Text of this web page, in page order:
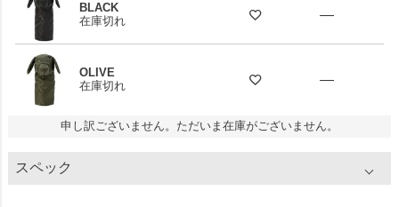
BLACK
在庫切れ
—
OLIVE
在庫切れ
—
申し訳ございません。ただいま在庫がございません。
スペック